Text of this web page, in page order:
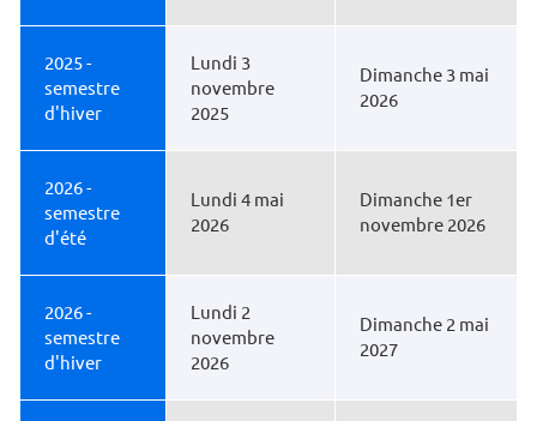
2025 -
semestre
d'hiver
Lundi 3
novembre
2025
Dimanche 3 mai
2026
2026 -
semestre
d'été
Lundi 4 mai
2026
Dimanche 1er
novembre 2026
2026 -
semestre
d'hiver
Lundi 2
novembre
2026
Dimanche 2 mai
2027